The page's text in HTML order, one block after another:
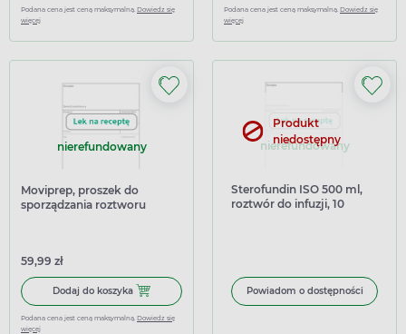
Podana cena jest ceną maksymalną. Dowiedz się
więcej
Podana cena jest ceną maksymalną. Dowiedz się
więcej
nierefundowany
Moviprep, proszek do
sporządzania roztworu
59,99 zł
Dodaj do koszyka Dodaj do koszyka Moviprep, proszek do sporządzania
Podana cena jest ceną maksymalną. Dowiedz się
więcej
nierefundowany
Produkt
niedostępny
Sterofundin ISO 500 ml,
roztwór do infuzji, 10
Powiadom o dostępności